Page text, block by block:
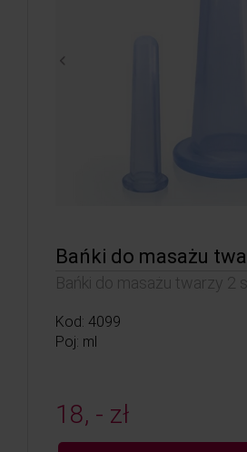
Bańki do masażu
Bańki do masażu twarzy 2
Kod: 4099
Poj: ml
18, - zł